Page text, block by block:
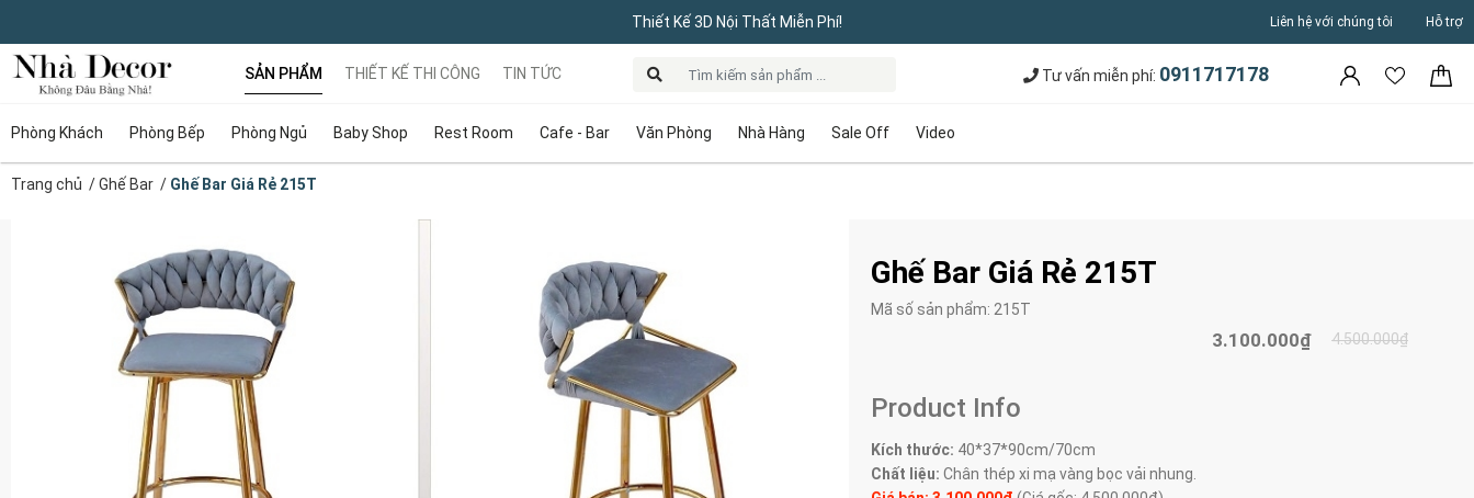
Thiết Kế 3D Nội Thất Miễn Phí! Liên hệ với chúng tôi Hỗ trợ
SẢN PHẨM
Phòng Khách Phòng Bếp Phòng Ngủ Baby Shop Rest Room Cafe - Bar Văn Phòng Nhà Hàng Sale Off Video
THIẾT KẾ THI CÔNG TIN TỨC Tư vấn miễn phí: 0911717178
Trang chủ /Ghế Bar / Ghế Bar Giá Rẻ 215T
Ghế Bar Giá Rẻ 215T
Mã số sản phẩm: 215T
3.100.000₫ 4.500.000₫
Product Info
Kích thước: 40*37*90cm/70cm
Chất liệu: Chân thép xi mạ vàng bọc vải nhung.